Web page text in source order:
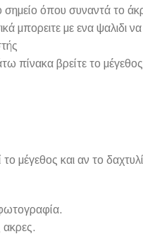
όπου συναντά το
μπορειτε με ενα ψαλιδι
βρείτε το μέγεθος
το μέγεθος και αν το
ακρες.